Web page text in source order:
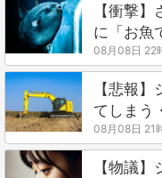
【衝撃
に「お魚
08月08日 22
【悲報
てしまう
08月08日 21
【物議